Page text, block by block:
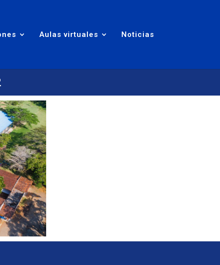
Aulas virtuales Noticias